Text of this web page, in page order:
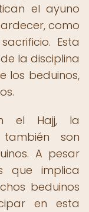
el ayuno
como
Esta
la disciplina
los beduinos,
el Hajj, la
son
A pesar
que implica
beduinos
en esta